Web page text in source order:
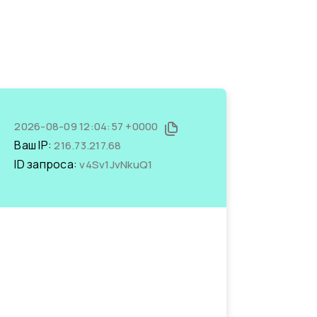
2026-08-09 12:04:57 +0000
Ваш IP:216.73.217.68
ID запроса:v4Sv1JvNkuQ1